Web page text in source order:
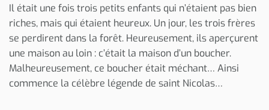
Il était une fois trois petits enfants qui n’étaient pas bien
riches, mais qui étaient heureux. Un jour, les trois frères
se perdirent dans la forêt. Heureusement, ils aperçurent
une maison au loin : c’était la maison d’un boucher.
Malheureusement, ce boucher était méchant… Ainsi
commence la célèbre légende de saint Nicolas…